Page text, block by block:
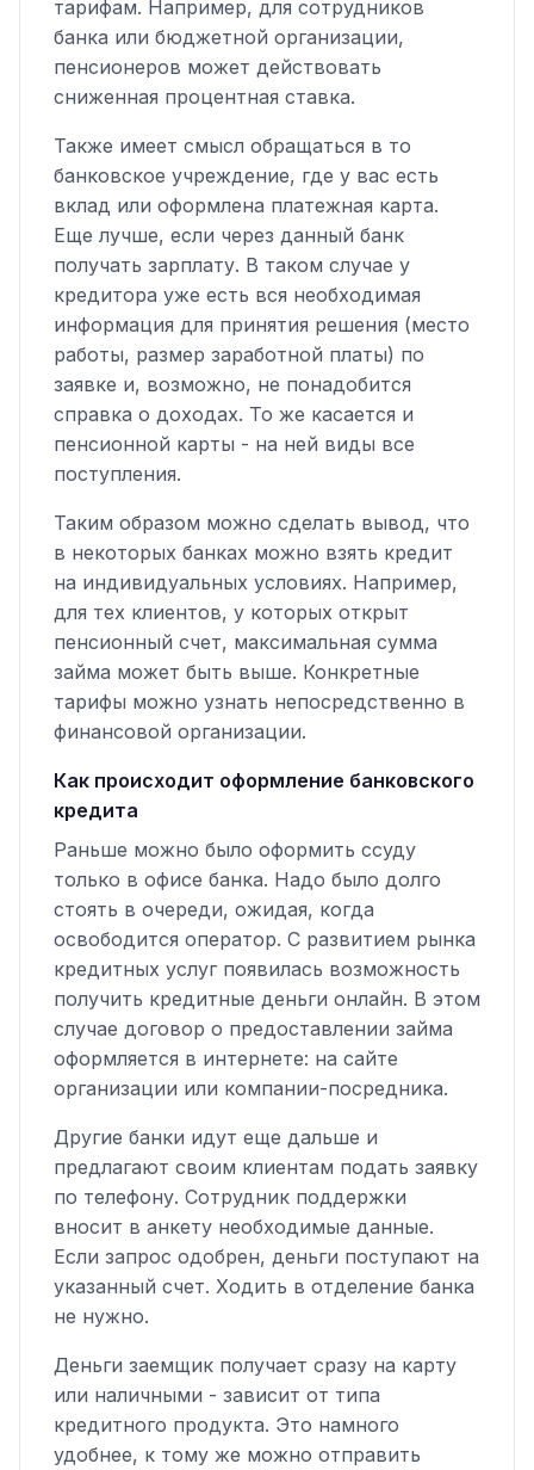
тарифам. Например, для сотрудников
банка или бюджетной организации,
пенсионеров может действовать
сниженная процентная ставка.
Также имеет смысл обращаться в то
банковское учреждение, где у вас есть
вклад или оформлена платежная карта.
Еще лучше, если через данный банк
получать зарплату. В таком случае у
кредитора уже есть вся необходимая
информация для принятия решения (место
работы, размер заработной платы) по
заявке и, возможно, не понадобится
справка о доходах. То же касается и
пенсионной карты - на ней виды все
поступления.
Таким образом можно сделать вывод, что
в некоторых банках можно взять кредит
на индивидуальных условиях. Например,
для тех клиентов, у которых открыт
пенсионный счет, максимальная сумма
займа может быть выше. Конкретные
тарифы можно узнать непосредственно в
финансовой организации.
Как происходит оформление банковского
кредита
Раньше можно было оформить ссуду
только в офисе банка. Надо было долго
стоять в очереди, ожидая, когда
освободится оператор. С развитием рынка
кредитных услуг появилась возможность
получить кредитные деньги онлайн. В этом
случае договор о предоставлении займа
оформляется в интернете: на сайте
организации или компании-посредника.
Другие банки идут еще дальше и
предлагают своим клиентам подать заявку
по телефону. Сотрудник поддержки
вносит в анкету необходимые данные.
Если запрос одобрен, деньги поступают на
указанный счет. Ходить в отделение банка
не нужно.
Деньги заемщик получает сразу на карту
или наличными - зависит от типа
кредитного продукта. Это намного
удобнее, к тому же можно отправить